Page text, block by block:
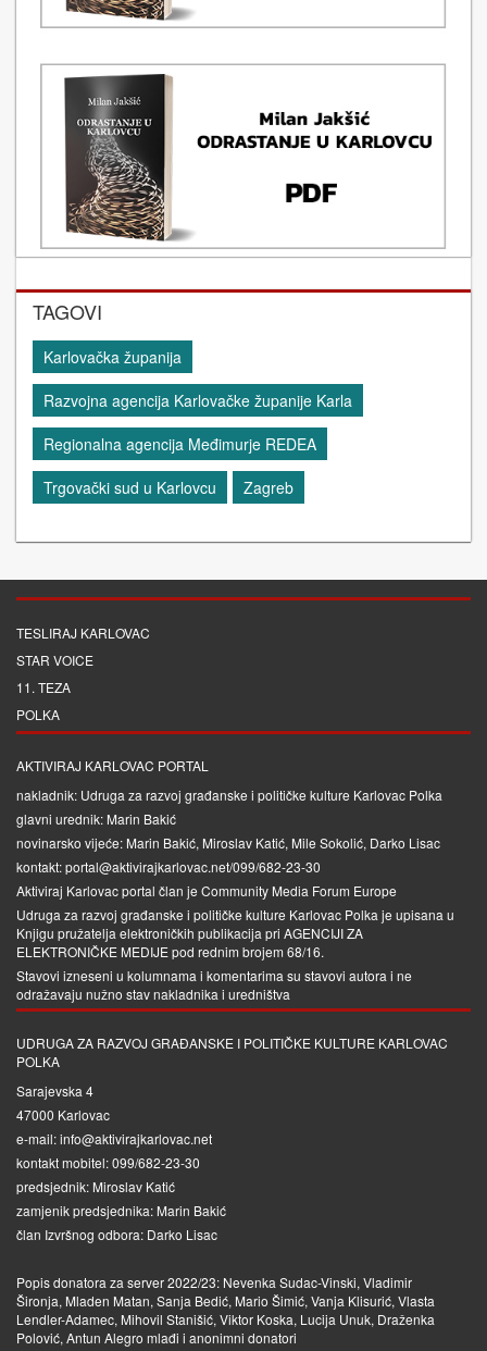
TAGOVI
Karlovačka županija
Razvojna agencija Karlovačke županije Karla
Regionalna agencija Međimurje REDEA
Trgovački sud u Karlovcu
Zagreb
TESLIRAJ KARLOVAC
STAR VOICE
11. TEZA
POLKA
AKTIVIRAJ KARLOVAC PORTAL
nakladnik: Udruga za razvoj građanske i političke kulture Karlovac Polka
glavni urednik: Marin Bakić
novinarsko vijeće: Marin Bakić, Miroslav Katić, Mile Sokolić, Darko Lisac
kontakt: portal@aktivirajkarlovac.net/099/682-23-30
Aktiviraj Karlovac portal član je Community Media Forum Europe
Udruga za razvoj građanske i političke kulture Karlovac Polka je upisana u
Knjigu pružatelja elektroničkih publikacija pri AGENCIJI ZA
ELEKTRONIČKE MEDIJEpod rednim brojem 68/16.
Stavovi izneseni u kolumnama i komentarima su stavovi autora i ne
odražavaju nužno stav nakladnika i uredništva
UDRUGA ZA RAZVOJ GRAĐANSKE I POLITIČKE KULTURE KARLOVAC
POLKA
Sarajevska 4
47000 Karlovac
e-mail: info@aktivirajkarlovac.net
kontakt mobitel: 099/682-23-30
predsjednik: Miroslav Katić
zamjenik predsjednika: Marin Bakić
član Izvršnog odbora: Darko Lisac
Popis donatora za server 2022/23: Nevenka Sudac-Vinski, Vladimir
Šironja, Mladen Matan, Sanja Bedić, Mario Šimić, Vanja Klisurić, Vlasta
Lendler-Adamec, Mihovil Stanišić, Viktor Koska, Lucija Unuk, Draženka
Polović, Antun Alegro mlađi i anonimni donatori